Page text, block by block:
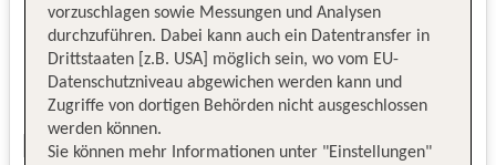
vorzuschlagen sowie Messungen und Analysen
durchzuführen. Dabei kann auch ein Datentransfer in
Drittstaaten [z.B. USA] möglich sein, wo vom EU-
Datenschutzniveau abgewichen werden kann und
Zugriffe von dortigen Behörden nicht ausgeschlossen
werden können.
Sie können mehr Informationen unter "Einstellungen"